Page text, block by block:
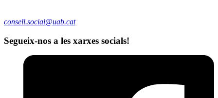
consell.social@uab.cat
Segueix-nos a les xarxes socials!